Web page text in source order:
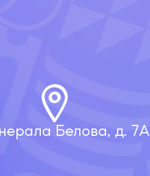
Белова, д. 7А